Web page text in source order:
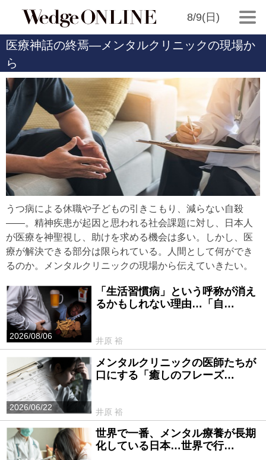
8/9(日)
医療神話の終焉―メンタルクリニックの現場か
ら
うつ病による休職や子どもの引きこもり、減らない自殺
――。精神疾患が起因と思われる社会課題に対し、日本人
が医療を神聖視し、助けを求める機会は多い。しかし、医
療が解決できる部分は限られている。人間として何ができ
るのか。メンタルクリニックの現場から伝えていきたい。
2026/08/06
「生活習慣病」という呼称が消え
るかもしれない理由…「自…
井原 裕
2026/06/22
メンタルクリニックの医師たちが
口にする「癒しのフレーズ…
井原 裕
世界で一番、メンタル療養が長期
化している日本…世界で行…